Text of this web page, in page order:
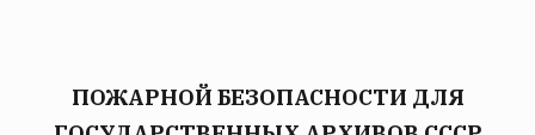
ПОЖАРНОЙ БЕЗОПАСНОСТИ ДЛЯ